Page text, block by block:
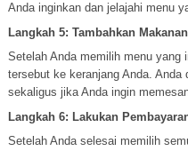
Anda inginkan dan jelajahi menu
Langkah 5: Tambahkan
Setelah Anda memilih menu yang
tersebut ke keranjang Anda. Anda
sekaligus jika Anda ingin
Langkah 6: Lakukan
Setelah Anda selesai memilih